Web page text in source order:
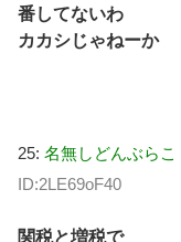
番してないわ
カカシじゃねーか
25: 名無しどんぶらこ
ID:2LE69oF40
関税と増税で